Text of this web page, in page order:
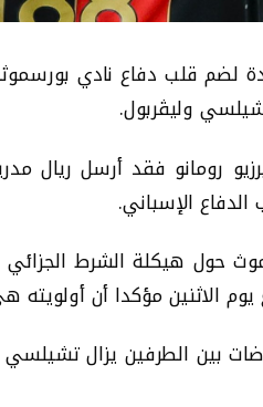
لضم قلب دفاع نادي
وليڤربول.
رومانو فقد أرسل
الإسباني.
الاثنين مؤكدا أن أولويته
بين الطرفين يزال